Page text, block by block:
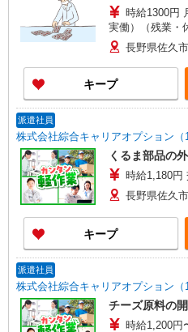
時給1300円
実働）（残業・
す） 交通費全
長野県佐久
キープ
派遣社員
株式会社綜合キャリアオプション（
くるま部品の
時給1,180円
長野県佐久市
キープ
派遣社員
株式会社綜合キャリアオプション（
チーズ原料の
時給1,200